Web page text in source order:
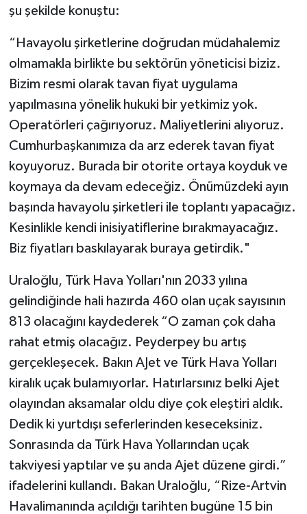
şu şekilde konuştu:
“Havayolu şirketlerine doğrudan müdahalemiz
olmamakla birlikte bu sektörün yöneticisi biziz.
Bizim resmi olarak tavan fiyat uygulama
yapılmasına yönelik hukuki bir yetkimiz yok.
Operatörleri çağırıyoruz. Maliyetlerini alıyoruz.
Cumhurbaşkanımıza da arz ederek tavan fiyat
koyuyoruz. Burada bir otorite ortaya koyduk ve
koymaya da devam edeceğiz. Önümüzdeki ayın
başında havayolu şirketleri ile toplantı yapacağız.
Kesinlikle kendi inisiyatiflerine bırakmayacağız.
Biz fiyatları baskılayarak buraya getirdik."
Uraloğlu, Türk Hava Yolları'nın 2033 yılına
gelindiğinde hali hazırda 460 olan uçak sayısının
813 olacağını kaydederek “O zaman çok daha
rahat etmiş olacağız. Peyderpey bu artış
gerçekleşecek. Bakın AJet ve Türk Hava Yolları
kiralık uçak bulamıyorlar. Hatırlarsınız belki Ajet
olayından aksamalar oldu diye çok eleştiri aldık.
Dedik ki yurtdışı seferlerinden keseceksiniz.
Sonrasında da Türk Hava Yollarından uçak
takviyesi yaptılar ve şu anda Ajet düzene girdi.”
ifadelerini kullandı. Bakan Uraloğlu, “Rize-Artvin
Havalimanında açıldığı tarihten bugüne 15 bin